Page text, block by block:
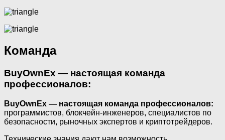
Команда
BuyOwnEx — настоящая команда
профессионалов:
BuyOwnEx — настоящая команда профессионалов:
программистов, блокчейн-инженеров, специалистов по
безопасности, рыночных экспертов и криптотрейдеров.